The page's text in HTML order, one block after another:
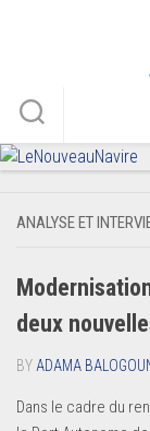
ANALYSE ET
deux
BY ADAMA
Dans le cadre du